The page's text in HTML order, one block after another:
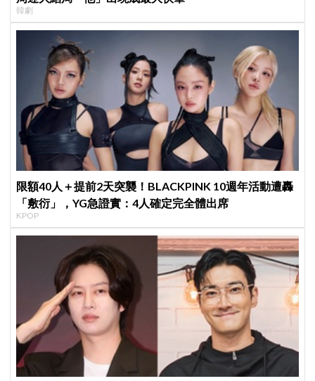
韓劇
限額40人＋提前2天突襲！BLACKPINK 10週年活動遭轟
「敷衍」，YG急證實：4人確定完全體出席
KPOP